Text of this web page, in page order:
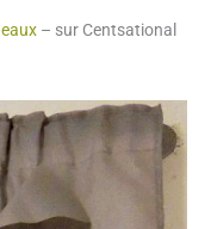
– sur Centsational